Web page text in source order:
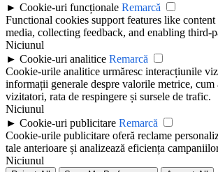
► Cookie-uri funcționale Remarcă
Functional cookies support features like
media, collecting feedback, and enabling third-
Niciunul
► Cookie-uri analitice Remarcă
Cookie-urile analitice urmăresc interacțiunile
informații generale despre valorile metrice,
vizitatori, rata de respingere și sursele de trafic.
Niciunul
► Cookie-uri publicitare Remarcă
Cookie-urile publicitare oferă reclame
tale anterioare și analizează eficiența
Niciunul